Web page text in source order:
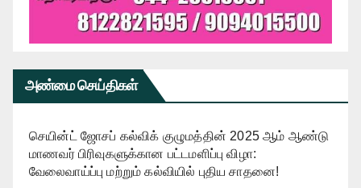
அண்மை செய்திகள்
செயின்ட் ஜோசப் கல்விக் குழுமத்தின் 2025 ஆம் ஆண்டு
மாணவர் பிரிவுகளுக்கான பட்டமளிப்பு விழா:
வேலைவாய்ப்பு மற்றும் கல்வியில் புதிய சாதனை!